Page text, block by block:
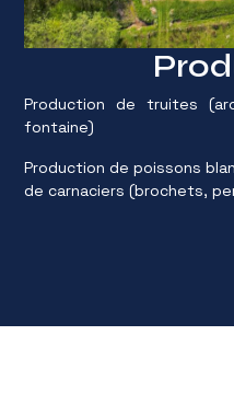
Production de truites
fontaine)
Production de poissons
de carnaciers (brochets,